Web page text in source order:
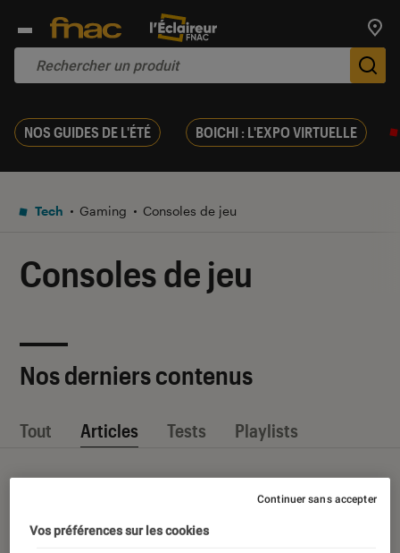
NOS GUIDES DE L'ÉTÉ BOICHI : L'EXPO VIRTUELLE
Tech Gaming Consoles de jeu
Consoles de jeu
Nos derniers contenus
Tout Articles Tests Playlists
Vos préférences sur les cookies
Continuer sans accepter